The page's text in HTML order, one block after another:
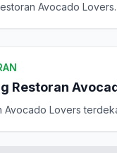
Avocado Lovers.
Restoran
Avocado Lovers